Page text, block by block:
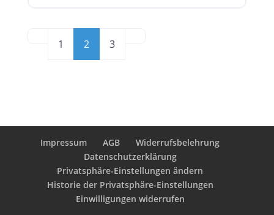
Posts navigation
Neuere Beiträge
1 2 3
Impressum AGB
Widerrufsbelehrung
Datenschutzerklärung
Privatsphäre-Einstellungen ändern
Historie der Privatsphäre-Einstellungen
Einwilligungen widerrufen